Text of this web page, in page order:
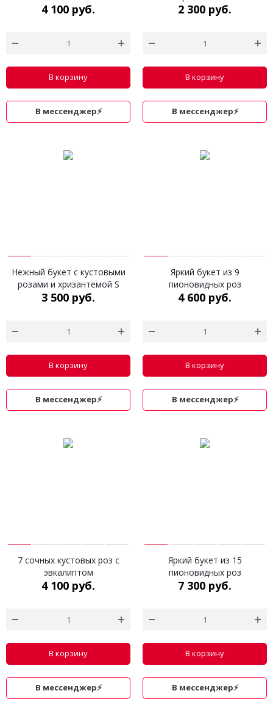
4 100 руб.
В корзину
В мессенджер⚡
2 300 руб.
В корзину
В мессенджер⚡
Нежный букет с кустовыми
розами и хризантемой S
3 500 руб.
В корзину
В мессенджер⚡
Яркий букет из 9
пионовидных роз
4 600 руб.
В корзину
В мессенджер⚡
7 сочных кустовых роз с
эвкалиптом
4 100 руб.
В корзину
В мессенджер⚡
Яркий букет из 15
пионовидных роз
7 300 руб.
В корзину
В мессенджер⚡